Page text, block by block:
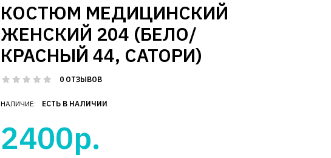
КОСТЮМ МЕДИЦИНСКИЙ
ЖЕНСКИЙ 204 (БЕЛО/
КРАСНЫЙ 44, САТОРИ)
0 ОТЗЫВОВ
НАЛИЧИЕ: ЕСТЬ В НАЛИЧИИ
2400р.